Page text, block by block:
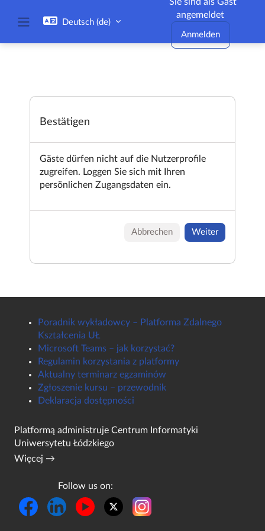
Deutsch ‎(de)‎
angemeldet
Anmelden
Bestätigen
Gäste dürfen nicht auf die Nutzerprofile
zugreifen. Loggen Sie sich mit Ihren
persönlichen Zugangsdaten ein.
Abbrechen Weiter
Poradnik wykładowcy – Platforma Zdalnego
Kształcenia UŁ
Microsoft Teams – jak korzystać?
Regulamin korzystania z platformy
Aktualny terminarz egzaminów
Zgłoszenie kursu – przewodnik
Deklaracja dostępności
Platformą administruje Centrum Informatyki
Uniwersytetu Łódzkiego
Więcej →
Follow us on: